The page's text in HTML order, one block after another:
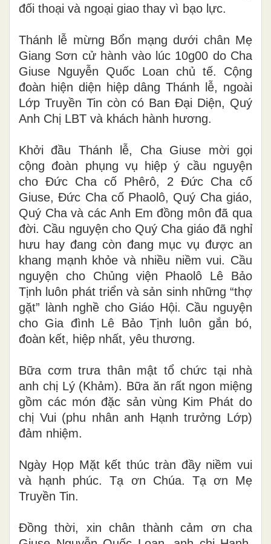
đối thoại và ngoại giao thay vì bạo lực.
Thánh lễ mừng Bổn mạng dưới chân Mẹ
Giang Sơn cử hành vào lúc 10g00 do Cha
Giuse Nguyễn Quốc Loan chủ tế. Cộng
đoàn hiện diện hiệp dâng Thánh lễ, ngoài
Lớp Truyền Tin còn có Ban Đại Diện, Quý
Anh Chị LBT và khách hành hương.
Khởi đầu Thánh lễ, Cha Giuse mời gọi
cộng đoàn phụng vụ hiệp ý cầu nguyện
cho Đức Cha cố Phêrô, 2 Đức Cha cố
Giuse, Đức Cha cố Phaolô, Quý Cha giáo,
Quý Cha và các Anh Em đồng môn đã qua
đời. Cầu nguyện cho Quý Cha giáo đã nghỉ
hưu hay đang còn đang mục vụ được an
khang mạnh khỏe và nhiều niềm vui. Cầu
nguyện cho Chủng viện Phaolô Lê Bảo
Tịnh luôn phát triển và sản sinh những “thợ
gặt” lành nghề cho Giáo Hội. Cầu nguyện
cho Gia đình Lê Bảo Tịnh luôn gắn bó,
đoàn kết, hiệp nhất, yêu thương.
Bữa cơm trưa thân mật tổ chức tại nhà
anh chị Lý (Khảm). Bữa ăn rất ngon miệng
gồm các món đặc sản vùng Kim Phát do
chị Vui (phu nhân anh Hạnh trưởng Lớp)
đảm nhiệm.
Ngày Họp Mặt kết thúc tràn đầy niềm vui
và hạnh phúc. Tạ ơn Chúa. Tạ ơn Mẹ
Truyền Tin.
Đồng thời, xin chân thành cảm ơn cha